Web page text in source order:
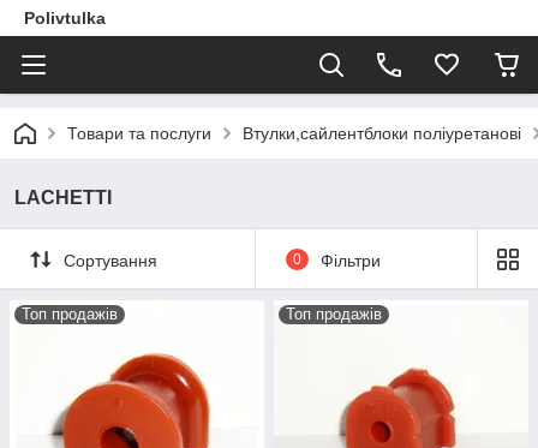
Polivtulka
Товари та послуги Втулки,сайлентблоки поліуретанові
LACHETTI
Сортування 0 Фільтри
Топ продажів Топ продажів